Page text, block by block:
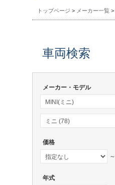
トップページ > メーカー一覧 >
車両検索
メーカー・モデル
価格
～
年式